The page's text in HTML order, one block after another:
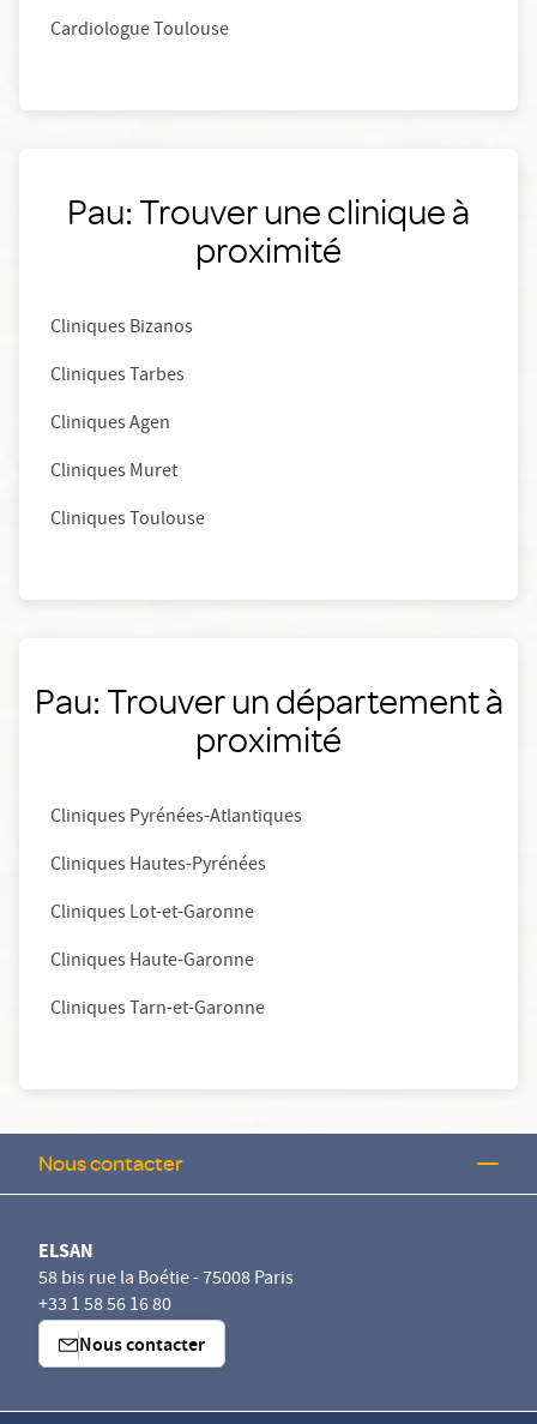
Cardiologue Toulouse
Pau: Trouver une clinique à
proximité
Cliniques Bizanos
Cliniques Tarbes
Cliniques Agen
Cliniques Muret
Cliniques Toulouse
Pau: Trouver un département à
proximité
Cliniques Pyrénées-Atlantiques
Cliniques Hautes-Pyrénées
Cliniques Lot-et-Garonne
Cliniques Haute-Garonne
Cliniques Tarn-et-Garonne
Nous contacter
ELSAN
58 bis rue la Boétie - 75008 Paris
+33 1 58 56 16 80
Nous contacter